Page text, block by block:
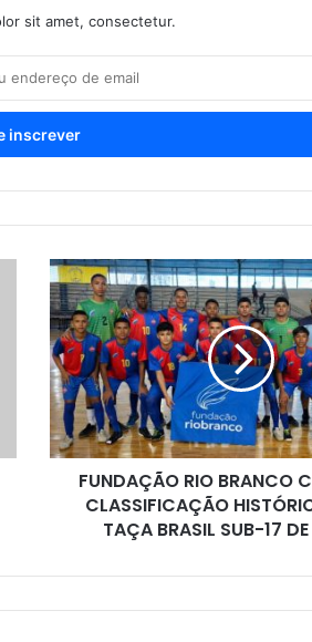
sit amet, consectetur.
FUNDAÇÃO
RIO
BRANCO
CONQUISTA
CLASSIFICAÇÃO
HISTÓRICA
PARA
A
TAÇA
BRASIL
FUTSAL
FUNDAÇÃO RIO BRANCO
CLASSIFICAÇÃO
TAÇA BRASIL SUB-17